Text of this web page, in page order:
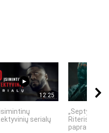
12:25
serialų
„Septynių
Riteris" – kai